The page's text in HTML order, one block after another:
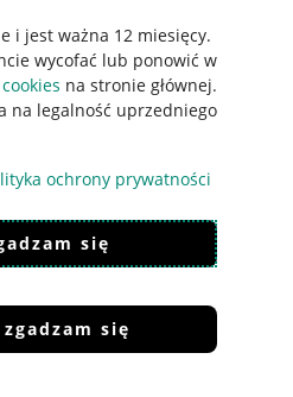
i jest ważna 12 miesięcy.
wycofać lub ponowić w
na stronie głównej.
na legalność uprzedniego
ochrony prywatności
się
się
akceptacjęregulaminu